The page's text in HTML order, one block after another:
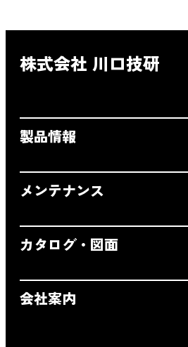
株式会社 川口技研
製品情報
メンテナンス
カタログ・図面
会社案内